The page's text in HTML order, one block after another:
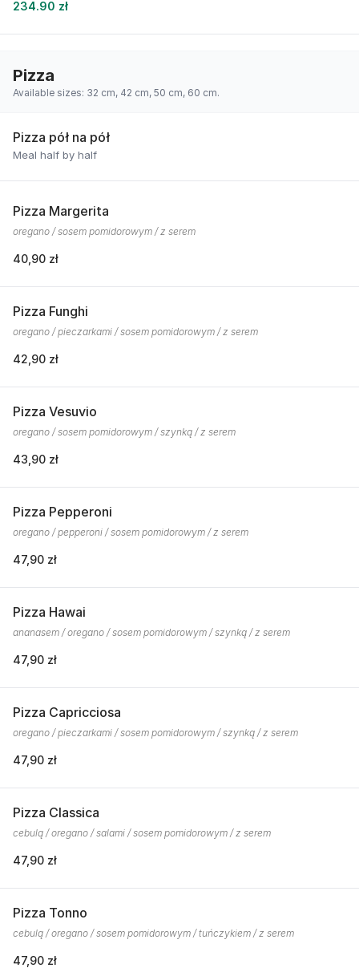
234.90 zł
Pizza
Available sizes: 32 cm, 42 cm, 50 cm, 60 cm.
Pizza pół na pół
Meal half by half
Pizza Margerita
oregano / sosem pomidorowym / z serem
40,90 zł
Pizza Funghi
oregano / pieczarkami / sosem pomidorowym / z serem
42,90 zł
Pizza Vesuvio
oregano / sosem pomidorowym / szynką / z serem
43,90 zł
Pizza Pepperoni
oregano / pepperoni / sosem pomidorowym / z serem
47,90 zł
Pizza Hawai
ananasem / oregano / sosem pomidorowym / szynką / z serem
47,90 zł
Pizza Capricciosa
oregano / pieczarkami / sosem pomidorowym / szynką / z serem
47,90 zł
Pizza Classica
cebulą / oregano / salami / sosem pomidorowym / z serem
47,90 zł
Pizza Tonno
cebulą / oregano / sosem pomidorowym / tuńczykiem / z serem
47,90 zł